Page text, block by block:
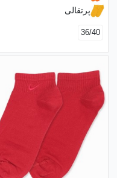
پرتقالی
36/40